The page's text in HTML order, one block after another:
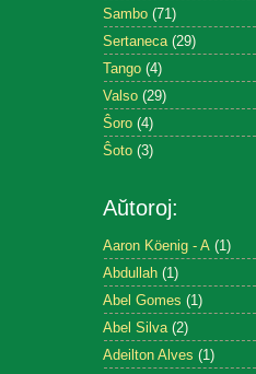
Sambo (71)
Sertaneca (29)
Tango (4)
Valso (29)
Ŝoro (4)
Ŝoto (3)
Aŭtoroj:
Aaron Köenig - A (1)
Abdullah (1)
Abel Gomes (1)
Abel Silva (2)
Adeilton Alves (1)